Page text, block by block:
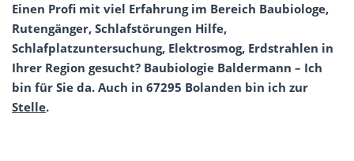
Einen Profi mit viel Erfahrung im Bereich Baubiologe,
Rutengänger, Schlafstörungen Hilfe,
Schlafplatzuntersuchung, Elektrosmog, Erdstrahlen in
Ihrer Region gesucht? Baubiologie Baldermann – Ich
bin für Sie da. Auch in 67295 Bolanden bin ich zur
Stelle.